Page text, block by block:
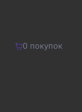
0покупок